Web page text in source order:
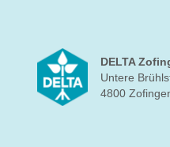
DELTA
Untere
4800